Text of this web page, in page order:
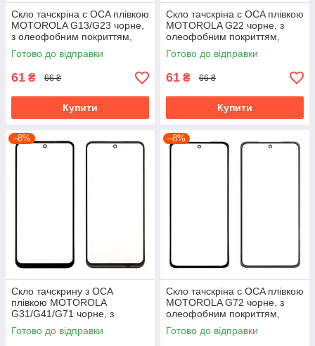
Скло тачскріна c OCA плівкою
MOTOROLA G13/G23 чорне,
з олеофобним покриттям,
загартоване
Готово до відправки
61 ₴ 66 ₴
Купити
Скло тачскріна c OCA плівкою
MOTOROLA G22 чорне, з
олеофобним покриттям,
загартоване
Готово до відправки
61 ₴ 66 ₴
Купити
–8%
Скло тачскрину з OCA
плівкою MOTOROLA
G31/G41/G71 чорне, з
олеофобним покриттям,
загартоване
Готово до відправки
–8%
Скло тачскріна c OCA плівкою
MOTOROLA G72 чорне, з
олеофобним покриттям,
загартоване
Готово до відправки